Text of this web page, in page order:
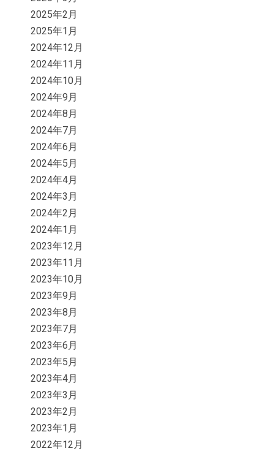
2025年2月
2025年1月
2024年12月
2024年11月
2024年10月
2024年9月
2024年8月
2024年7月
2024年6月
2024年5月
2024年4月
2024年3月
2024年2月
2024年1月
2023年12月
2023年11月
2023年10月
2023年9月
2023年8月
2023年7月
2023年6月
2023年5月
2023年4月
2023年3月
2023年2月
2023年1月
2022年12月